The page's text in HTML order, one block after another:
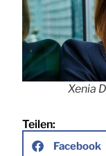
Xenia
Teilen:
Facebook